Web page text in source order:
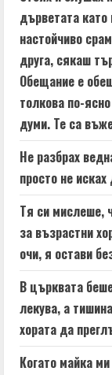
дърветата
настойчиво
друга, сякаш
Обещание е
толкова по-
думи. Те са
Не разбрах
просто не
Тя си мислеше,
за възрастни
очи, я остави
В църквата
лекува, а
хората да
Когато майка